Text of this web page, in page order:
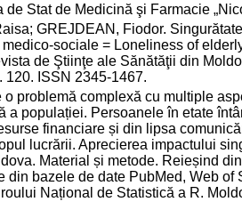
de Stat de Medicină şi Farmacie
GREJDEAN, Fiodor.
sociale = Loneliness of
de Ştiinţe ale Sănătăţii din
120. ISSN 2345-1467.
o problemă complexă cu multiple
a populației. Persoanele în etate
financiare și din lipsa
lucrării. Aprecierea impactului
Material și metode. Reieșind
din bazele de date PubMed, Web of
Național de Statistică a R.